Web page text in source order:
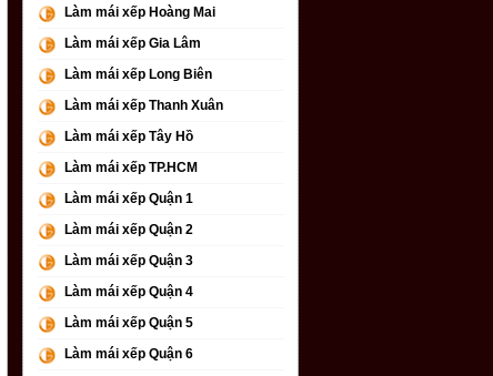
Làm mái xếp Hoàng Mai
Làm mái xếp Gia Lâm
Làm mái xếp Long Biên
Làm mái xếp Thanh Xuân
Làm mái xếp Tây Hồ
Làm mái xếp TP.HCM
Làm mái xếp Quận 1
Làm mái xếp Quận 2
Làm mái xếp Quận 3
Làm mái xếp Quận 4
Làm mái xếp Quận 5
Làm mái xếp Quận 6